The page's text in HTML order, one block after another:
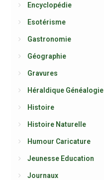
Encyclopédie
Esotérisme
Gastronomie
Géographie
Gravures
Héraldique Généalogie
Histoire
Histoire Naturelle
Humour Caricature
Jeunesse Education
Journaux